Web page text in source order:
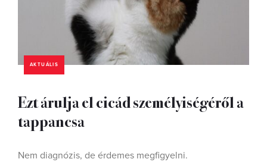
AKTUÁLIS
Ezt árulja el cicád személyiségéről a
tappancsa
Nem diagnózis, de érdemes megfigyelni.